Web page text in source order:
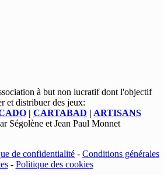
à but non lucratif dont l'objectif
et distribuer des jeux:
| CARTABAD | ARTISANS
Ségolène et Jean Paul Monnet
de confidentialité - Conditions générales
- Politique des cookies